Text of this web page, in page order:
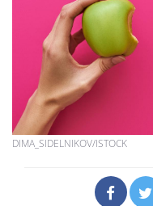
DIMA_SIDELNIKOV/ISTOCK